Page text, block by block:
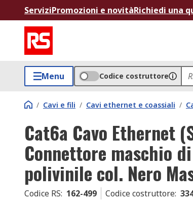
ServiziPromozioni e novitàRichiedi una
Menu Codice costruttore
/ Cavi e fili / Cavi ethernet e coassiali /
Cat6a Cavo Ethernet
Connettore maschio
polivinile col. Nero
Codice RS: 162-499 Codice costruttore: